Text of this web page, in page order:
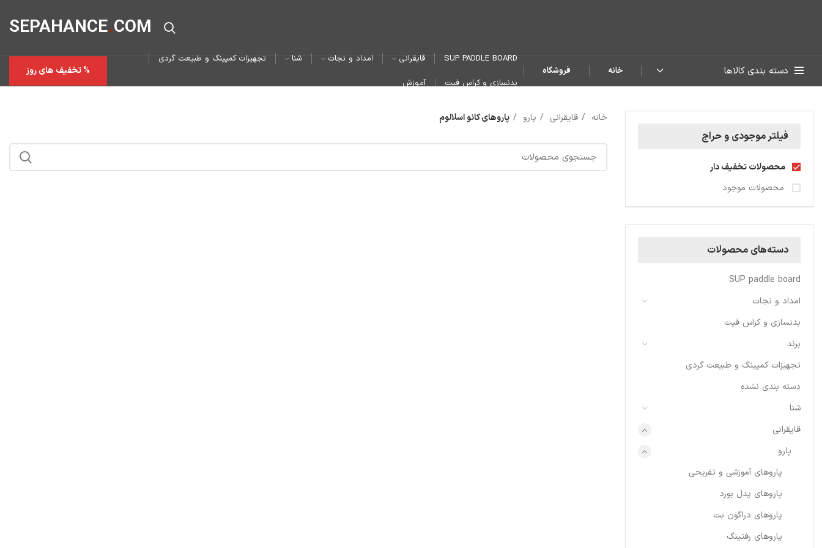
SEPAHANCE.COM
دسته بندی کالاها خانه فروشگاه
SUP PADDLE BOARD قایقرانی امداد و نجات شنا
تجهیزات کمپینگ و طبیعت گردی
بدنسازی و کراس فیت
آموزش
% تخفیف های روز
فیلتر موجودی و حراج
محصولات تخفیف دار
محصولات موجود
دسته‌های محصولات
SUP paddle board
امداد و نجات
بدنسازی و کراس فیت
برند
تجهیزات کمپینگ و طبیعت گردی
دسته بندی نشده
شنا
قایقرانی
پارو
پاروهای آموزشی و تفریحی
پاروهای پدل بورد
پاروهای دراگون بت
پاروهای رفتینگ
خانه قایقرانی پارو پاروهای کانو اسلالوم